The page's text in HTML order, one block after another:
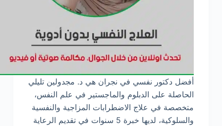
أفضل دكتور نفسي في نجران هي د. مجدولين تليلي
الحاصلة على الدبلوم والماجستير في علم النفس،
متخصصة في علاج الاضطرابات المزاجية والنفسية
والسلوكية، لديها خبرة 5 سنوات في تقديم الرعاية